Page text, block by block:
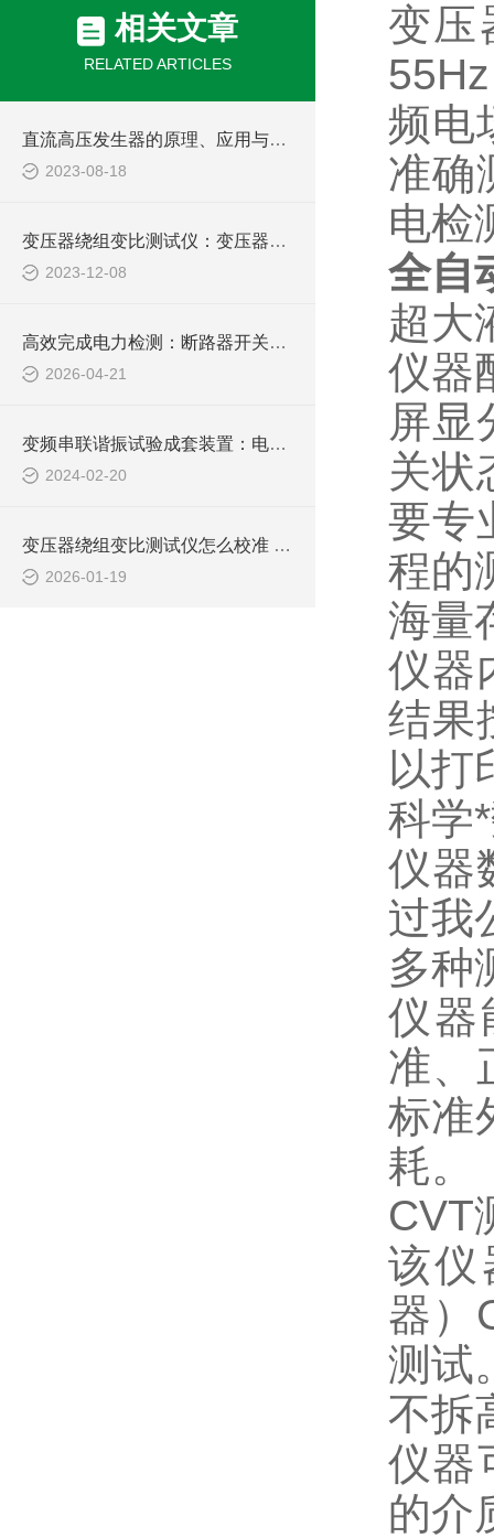
相关文章
RELATED ARTICLES
直流高压发生器的原理、应用与安全操作
2023-08-18
变压器绕组变比测试仪：变压器维护的关键工具
2023-12-08
高效完成电力检测：断路器开关特性测试仪应用详解
2026-04-21
变频串联谐振试验成套装置：电力设备检测的得力助手
2024-02-20
变压器绕组变比测试仪怎么校准 实验室与现场校准方法
2026-01-19
变压
55Hz
频电
准确
电检
全自
超大
仪器
屏显
关状
要专
程的
海量
仪器
结果
以打
科学
仪器
过我
多种
仪器
准、
标准
耗。
CVT
该仪
器）
测试
不拆
仪器
的介